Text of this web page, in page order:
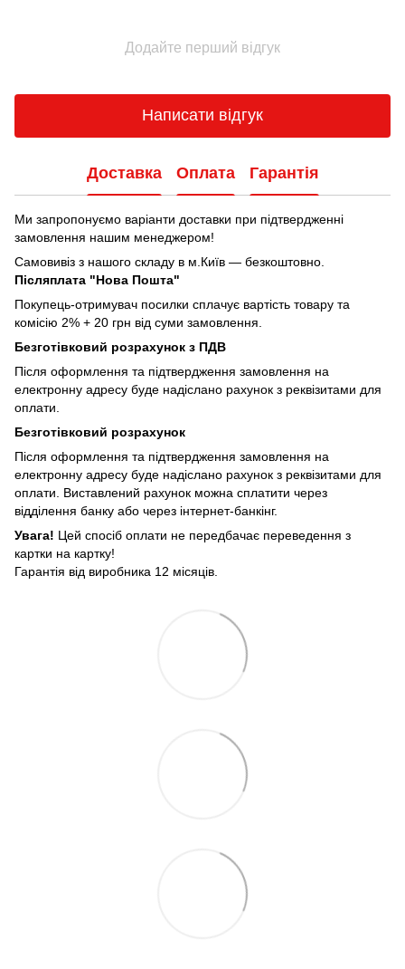
Додайте перший відгук
Написати відгук
Доставка Оплата Гарантія
Ми запропонуємо варіанти доставки при підтвердженні
замовлення нашим менеджером!
Самовивіз з нашого складу в м.Київ — безкоштовно.
Післяплата "Нова Пошта"
Покупець-отримувач посилки сплачує вартість товару та
комісію 2% + 20 грн від суми замовлення.
Безготівковий розрахунок з ПДВ
Після оформлення та підтвердження замовлення на
електронну адресу буде надіслано рахунок з реквізитами для
оплати.
Безготівковий розрахунок
Після оформлення та підтвердження замовлення на
електронну адресу буде надіслано рахунок з реквізитами для
оплати. Виставлений рахунок можна сплатити через
відділення банку або через інтернет-банкінг.
Увага! Цей спосіб оплати не передбачає переведення з
картки на картку!
Гарантія від виробника 12 місяців.